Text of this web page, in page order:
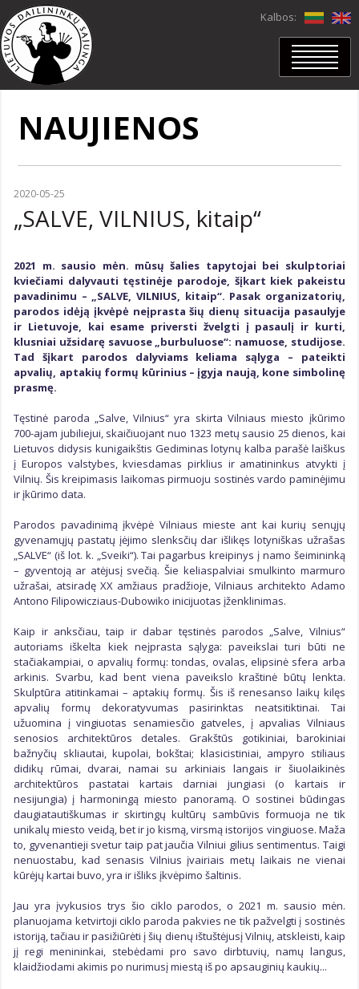
Kalbos:
PRADŽIA
Mano duomenys
Parodos
Virtualios parodos
Dailėraštis
Dailė
Archyvas
NAUJIENOS
LDS VIDEOKANALAS
KONTAKTAI
LDS skyriai
Kūrybinės grupės
Kūrybiniai padaliniai
NAUJIENOS
2020-05-25
„SALVE, VILNIUS, kitaip“
2021 m. sausio mėn. mūsų šalies tapytojai bei skulptoriai
kviečiami dalyvauti tęstinėje parodoje, šįkart kiek pakeistu
pavadinimu – „SALVE, VILNIUS, kitaip“. Pasak organizatorių,
parodos idėją įkvėpė neįprasta šių dienų situacija pasaulyje
ir Lietuvoje, kai esame priversti žvelgti į pasaulį ir kurti,
klusniai užsidarę savuose „burbuluose“: namuose, studijose.
Tad šįkart parodos dalyviams keliama sąlyga – pateikti
apvalių, aptakių formų kūrinius – įgyja naują, kone simbolinę
prasmę.
Tęstinė paroda „Salve, Vilnius“ yra skirta Vilniaus miesto įkūrimo
700-ajam jubiliejui, skaičiuojant nuo 1323 metų sausio 25 dienos, kai
Lietuvos didysis kunigaikštis Gediminas lotynų kalba parašė laiškus
į Europos valstybes, kviesdamas pirklius ir amatininkus atvykti į
Vilnių. Šis kreipimasis laikomas pirmuoju sostinės vardo paminėjimu
ir įkūrimo data.
Parodos pavadinimą įkvėpė Vilniaus mieste ant kai kurių senųjų
gyvenamųjų pastatų įėjimo slenksčių dar išlikęs lotyniškas užrašas
„SALVE“ (iš lot. k. „Sveiki“). Tai pagarbus kreipinys į namo šeimininką
– gyventoją ar atėjusį svečią. Šie keliaspalviai smulkinto marmuro
užrašai, atsiradę XX amžiaus pradžioje, Vilniaus architekto Adamo
Antono Filipowicziaus-Dubowiko inicijuotas įženklinimas.
Kaip ir anksčiau, taip ir dabar tęstinės parodos „Salve, Vilnius“
autoriams iškelta kiek neįprasta sąlyga: paveikslai turi būti ne
stačiakampiai, o apvalių formų: tondas, ovalas, elipsinė sfera arba
arkinis. Svarbu, kad bent viena paveikslo kraštinė būtų lenkta.
Skulptūra atitinkamai – aptakių formų. Šis iš renesanso laikų kilęs
apvalių formų dekoratyvumas pasirinktas neatsitiktinai. Tai
užuomina į vingiuotas senamiesčio gatveles, į apvalias Vilniaus
senosios architektūros detales. Grakštūs gotikiniai, barokiniai
bažnyčių skliautai, kupolai, bokštai; klasicistiniai, ampyro stiliaus
didikų rūmai, dvarai, namai su arkiniais langais ir šiuolaikinės
architektūros pastatai kartais darniai jungiasi (o kartais ir
nesijungia) į harmoningą miesto panoramą. O sostinei būdingas
daugiatautiškumas ir skirtingų kultūrų sambūvis formuoja ne tik
unikalų miesto veidą, bet ir jo kismą, virsmą istorijos vingiuose. Maža
to, gyvenantieji svetur taip pat jaučia Vilniui gilius sentimentus. Taigi
nenuostabu, kad senasis Vilnius įvairiais metų laikais ne vienai
kūrėjų kartai buvo, yra ir išliks įkvėpimo šaltinis.
Jau yra įvykusios trys šio ciklo parodos, o 2021 m. sausio mėn.
planuojama ketvirtoji ciklo paroda pakvies ne tik pažvelgti į sostinės
istoriją, tačiau ir pasižiūrėti į šių dienų ištuštėjusį Vilnių, atskleisti, kaip
jį regi menininkai, stebėdami pro savo dirbtuvių, namų langus,
klaidžiodami akimis po nurimusį miestą iš po apsauginių kaukių...